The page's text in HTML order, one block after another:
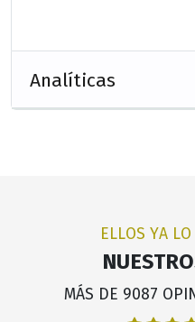
Analíticas
ELLOS YA
MÁS DE 9087